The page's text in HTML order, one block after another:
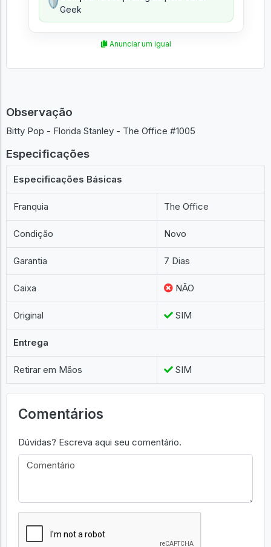
Geek
Anunciar um igual
Observação
Bitty Pop - Florida Stanley - The Office #1005
Especificações
Especificações Básicas
Franquia The Office
Condição Novo
Garantia 7 Dias
Caixa NÃO
Original SIM
Entrega
Retirar em Mãos SIM
Comentários
Dúvidas? Escreva aqui seu comentário.